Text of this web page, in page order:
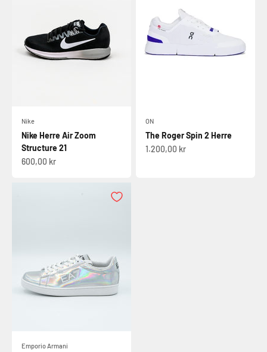
Nike
Nike Herre Air Zoom
Structure 21
Salgspris
600,00 kr
ON
The Roger Spin 2 Herre
Salgspris
1.200,00 kr
Emporio Armani